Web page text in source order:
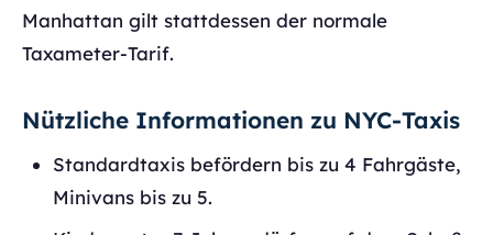
Manhattan gilt stattdessen der normale
Taxameter-Tarif.
Nützliche Informationen zu NYC-Taxis
Standardtaxis befördern bis zu 4 Fahrgäste,
Minivans bis zu 5.